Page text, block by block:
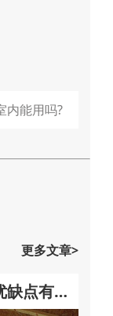
内能用吗?
更多文章>
缺点有哪